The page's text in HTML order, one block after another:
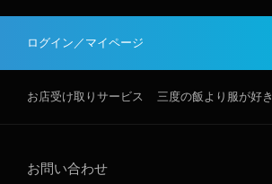
ログイン／マイページ
お店受け取りサービス 三度の飯より服が好き
お問い合わせ